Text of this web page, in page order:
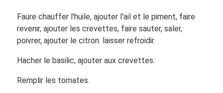
Faure chauffer l'huile, ajouter l'ail et le piment, faire
revenir, ajouter les crevettes, faire sauter, saler,
poivrer, ajouter le citron. laisser refroidir.
Hacher le basilic, ajouter aux crevettes.
Remplir les tomates.